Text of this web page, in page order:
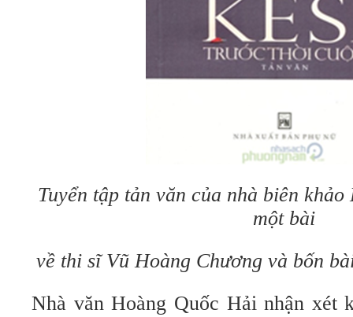
Tuyển tập tản văn của nhà biên
một bài
về thi sĩ Vũ Hoàng Chương và bốn
Nhà văn Hoàng Quốc Hải nhận xét